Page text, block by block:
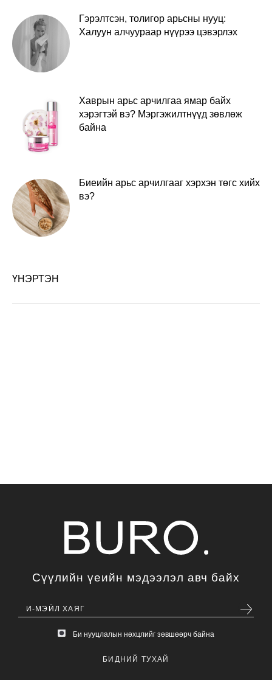
Гэрэлтсэн, толигор арьсны нууц:
Халуун алчуураар нүүрээ цэвэрлэх
Хаврын арьс арчилгаа ямар байх
хэрэгтэй вэ? Мэргэжилтнүүд зөвлөж
байна
Биеийн арьс арчилгааг хэрхэн төгс хийх
вэ?
ҮНЭРТЭН
Сүүлийн үеийн мэдээлэл авч байх
Би нууцлалын нөхцлийг зөвшөөрч байна
БИДНИЙ ТУХАЙ